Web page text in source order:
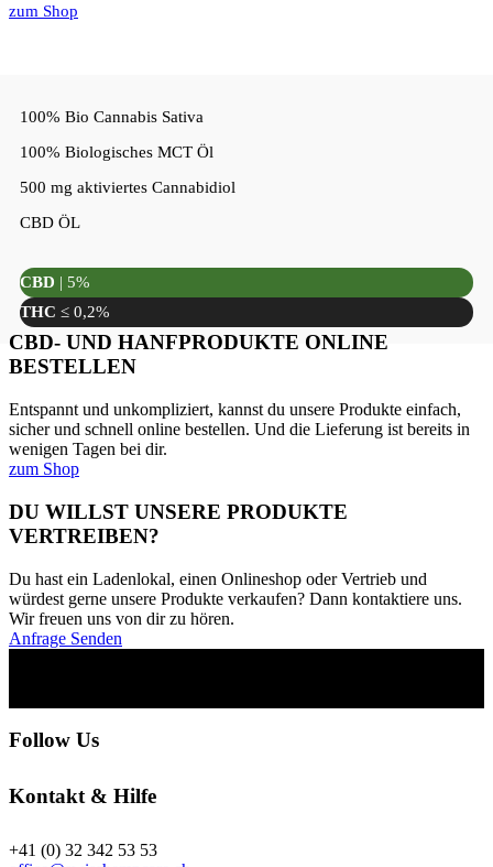
zum Shop
100% Bio Cannabis Sativa
100% Biologisches MCT Öl
500 mg aktiviertes Cannabidiol
CBD ÖL
CBD | 5%
THC ≤ 0,2%
CBD- UND HANFPRODUKTE ONLINE
BESTELLEN
Entspannt und unkompliziert, kannst du unsere Produkte einfach,
sicher und schnell online bestellen. Und die Lieferung ist bereits in
wenigen Tagen bei dir.
zum Shop
DU WILLST UNSERE PRODUKTE
VERTREIBEN?
Du hast ein Ladenlokal, einen Onlineshop oder Vertrieb und
würdest gerne unsere Produkte verkaufen? Dann kontaktiere uns.
Wir freuen uns von dir zu hören.
Anfrage Senden
Follow Us
Kontakt & Hilfe
+41 (0) 32 342 53 53